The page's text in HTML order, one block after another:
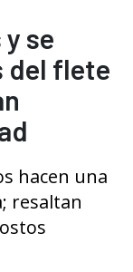
se
del flete
hacen una
resaltan